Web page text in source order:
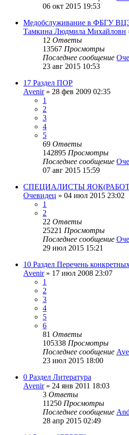
06 окт 2015 19:53
Медобслуживание в ФБГУ
Тамкина Людмила Михайловн
12 Ответы
13567 Просмотры
Последнее сообщение
23 авг 2015 10:53
17 Раздел ПОР
Avenir» 28 фев 2009 02:35
1
2
3
4
5
69 Ответы
142895 Просмотры
Последнее сообщение
07 авг 2015 15:59
СПЕЦИАЛИСТЫ
Очевидец » 04 июл 2015 23:02
1
2
22 Ответы
25221 Просмотры
Последнее сообщение
29 июл 2015 15:21
10 Раздел Перечень
Avenir» 17 июл 2008 23:07
1
2
3
4
5
6
81 Ответы
105338 Просмотры
Последнее сообщение
23 июл 2015 18:00
0 Раздел Литература
Avenir» 24 янв 2011 18:03
3 Ответы
11250 Просмотры
Последнее сообщение
28 апр 2015 02:49